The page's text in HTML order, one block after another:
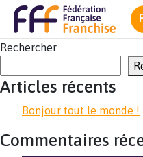
Rechercher
Articles récents
Bonjour tout le monde !
Commentaires